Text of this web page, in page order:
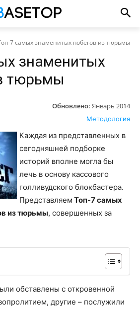
7 самых знаменитых побегов из тюрьмы
знаменитых
тюрьмы
Обновлено: Январь 2014
Методология
Каждая из представленных в
сегодняшней подборке
историй вполне могла бы
лечь в основу кассового
голливудского блокбастера.
Представляем Топ-7 самых
из тюрьмы, совершенных за
обставлены с откровенной
другие – послужили